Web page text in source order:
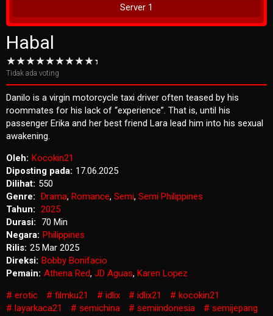
Server 1
Habal
Tidak ada voting
Danilo is a virgin motorcycle taxi driver often teased by his
roommates for his lack of “experience”. That is, until his
passenger Erika and her best friend Lara lead him into his sexual
awakening.
Oleh: Kocokin21
Diposting pada: 17.06.2025
Dilihat: 550
Genre:
Drama, Romance, Semi, Semi Philippines
Tahun: 2025
Durasi:
70 Min
Negara: Philippines
Rilis: 25 Mar 2025
Direksi: Bobby Bonifacio
Pemain: Athena Red, JD Aguas, Karen Lopez
erotic
filmku21 idlix idlix21
kocokin21
layarkaca21
semichina semiindonesia
semijepang